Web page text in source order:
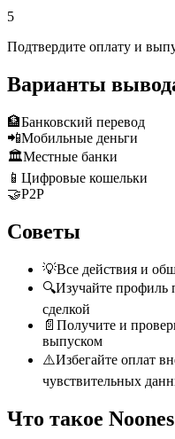
5
Подтвердите оплату и
Варианты
🏦Банковский перевод
📲Мобильные деньги
🏛️Местные банки
📱 Цифровые кошельки
🤝P2P
Советы
💡Все действия и
🔍Изучайте профиль
сделкой
📄 Получите и
выпуском
⚠️Избегайте оплат
чувствительных
Что такое